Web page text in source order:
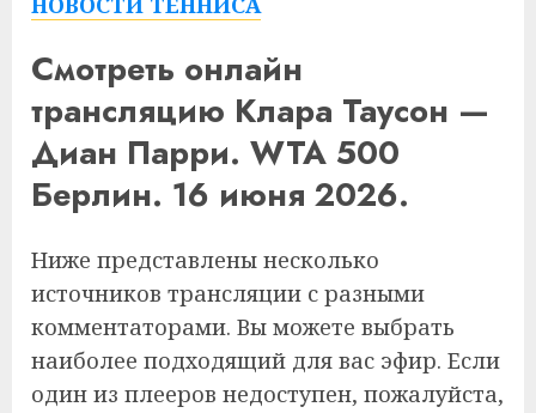
Смотреть онлайн
трансляцию Клара Таусон —
Диан Парри. WTA 500
Берлин. 16 июня 2026.
Ниже представлены несколько
источников трансляции с разными
комментаторами. Вы можете выбрать
наиболее подходящий для вас эфир. Если
один из плееров недоступен, пожалуйста,